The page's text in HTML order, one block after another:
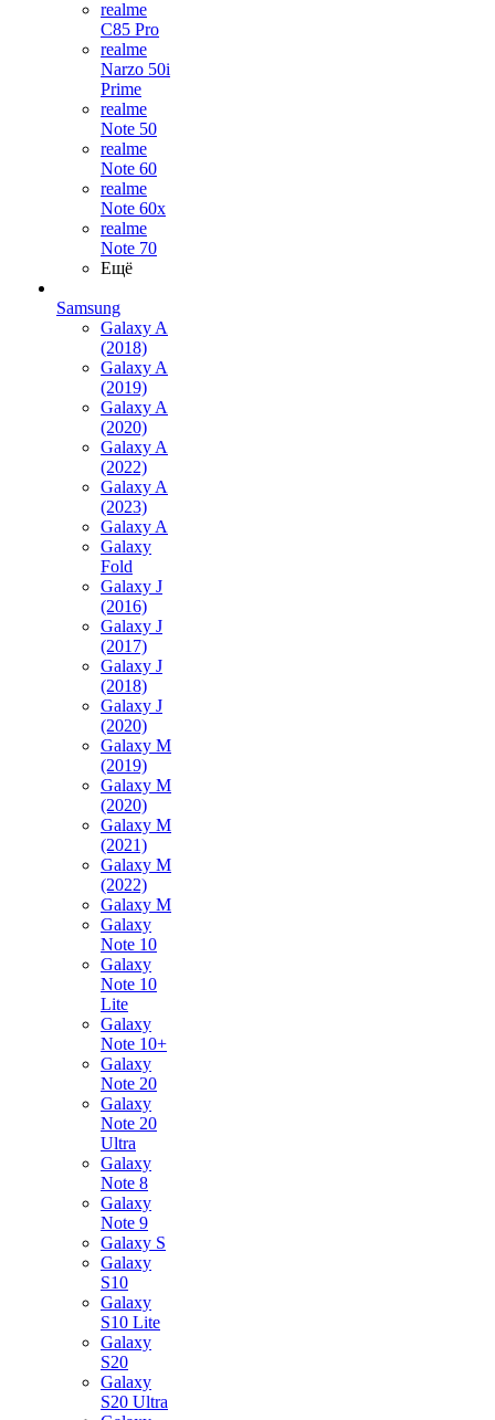
realme
C85 Pro
realme
Narzo 50i
Prime
realme
Note 50
realme
Note 60
realme
Note 60x
realme
Note 70
Ещё
Samsung
Galaxy A
(2018)
Galaxy A
(2019)
Galaxy A
(2020)
Galaxy A
(2022)
Galaxy A
(2023)
Galaxy A
Galaxy
Fold
Galaxy J
(2016)
Galaxy J
(2017)
Galaxy J
(2018)
Galaxy J
(2020)
Galaxy M
(2019)
Galaxy M
(2020)
Galaxy M
(2021)
Galaxy M
(2022)
Galaxy M
Galaxy
Note 10
Galaxy
Note 10
Lite
Galaxy
Note 10+
Galaxy
Note 20
Galaxy
Note 20
Ultra
Galaxy
Note 8
Galaxy
Note 9
Galaxy S
Galaxy
S10
Galaxy
S10 Lite
Galaxy
S20
Galaxy
S20 Ultra